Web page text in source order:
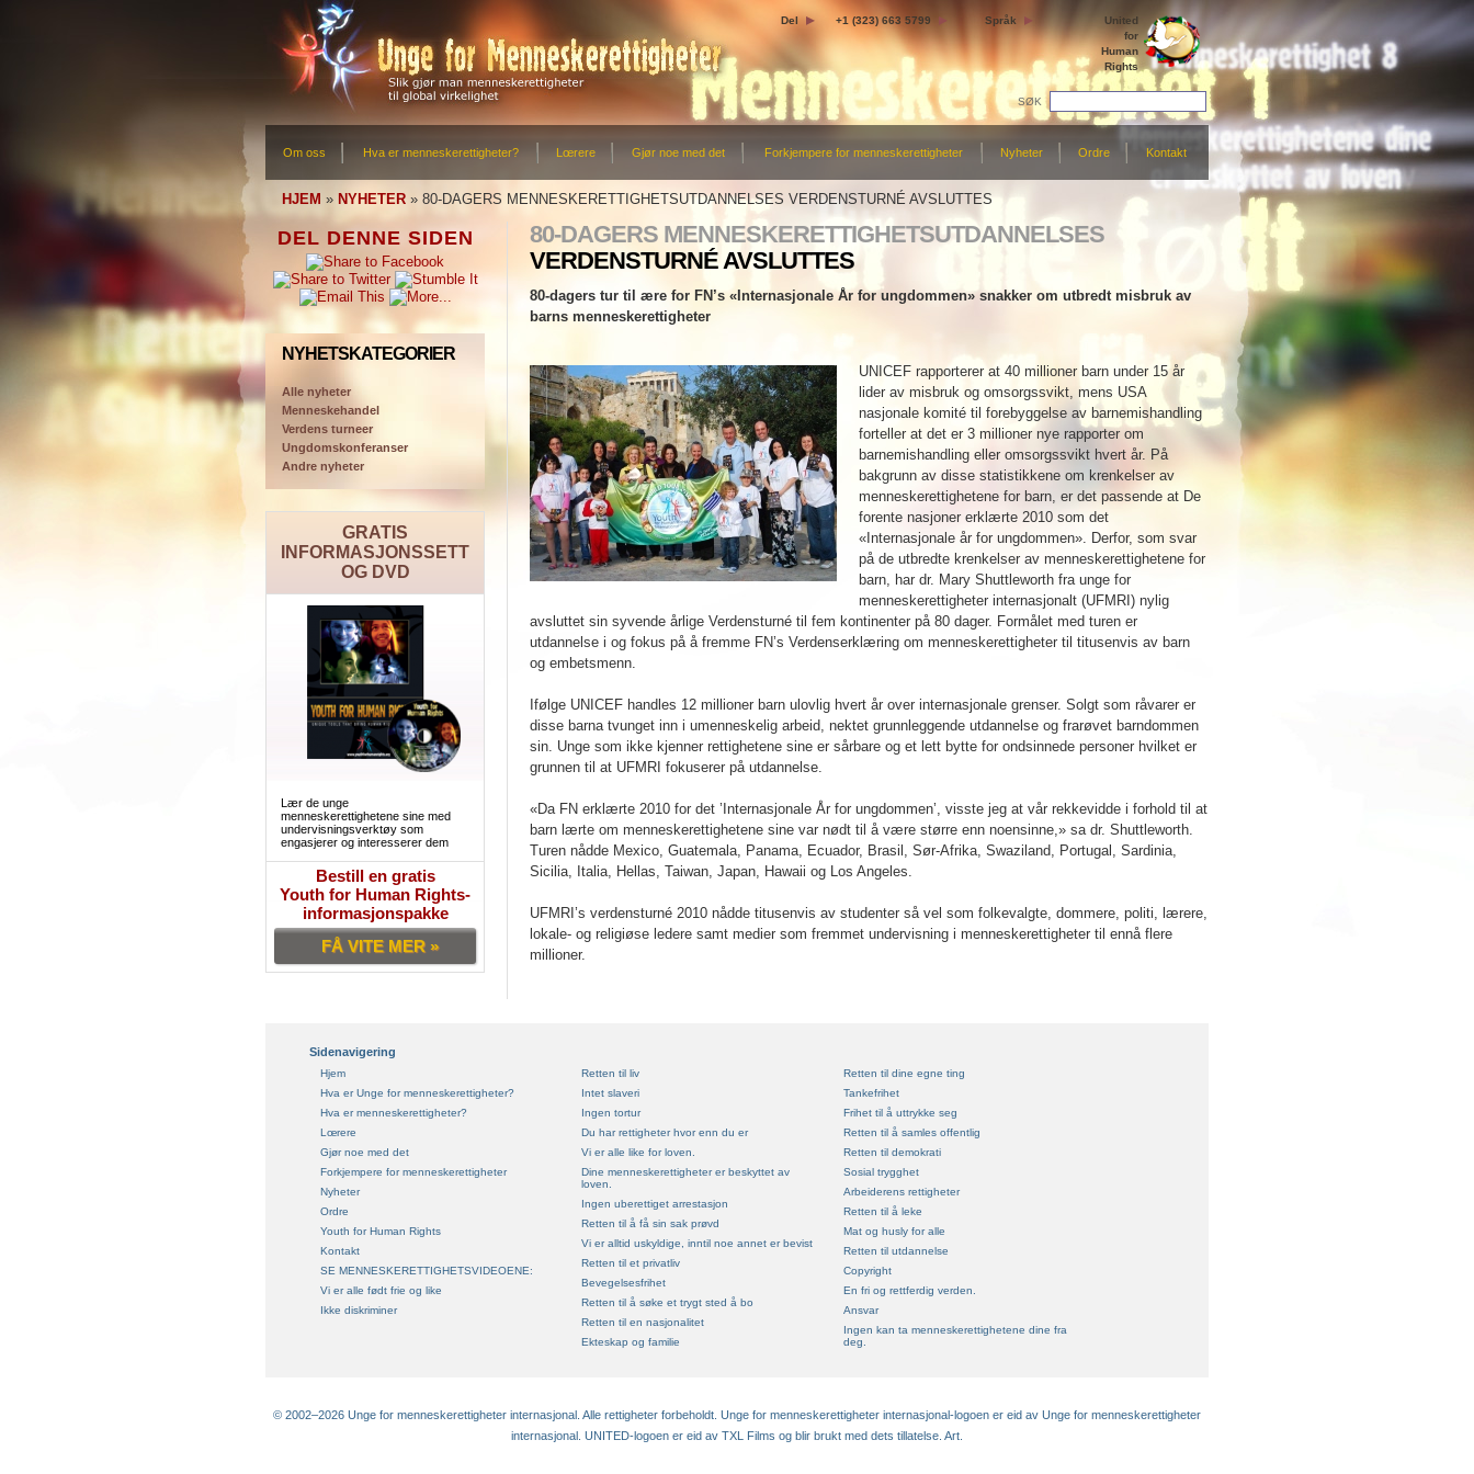
Del +1 (323) 663 5799 Språk
United
for
Human
Rights
SØK
Om oss Hva er menneskerettigheter? Lœrere Gjør noe med det Forkjempere for menneskerettigheter Nyheter Ordre Kontakt
HJEM » NYHETER » 80-DAGERS MENNESKERETTIGHETSUTDANNELSES VERDENSTURNÉ AVSLUTTES
DEL DENNE SIDEN
NYHETSKATEGORIER
Alle nyheter
Menneskehandel
Verdens turneer
Ungdomskonferanser
Andre nyheter
GRATIS
INFORMASJONSSETT
OG DVD
Lær de unge
menneskerettighetene sine med
undervisningsverktøy som
engasjerer og interesserer dem
Bestill en gratis
Youth for Human Rights-
informasjonspakke
FÅ VITE MER »
80-DAGERS MENNESKERETTIGHETSUTDANNELSES
VERDENSTURNÉ AVSLUTTES
80-dagers tur til ære for FN’s «Internasjonale År for ungdommen» snakker om utbredt misbruk av
barns menneskerettigheter
UNICEF rapporterer at 40 millioner barn under 15 år
lider av misbruk og omsorgssvikt, mens USA
nasjonale komité til forebyggelse av barnemishandling
forteller at det er 3 millioner nye rapporter om
barnemishandling eller omsorgssvikt hvert år. På
bakgrunn av disse statistikkene om krenkelser av
menneskerettighetene for barn, er det passende at De
forente nasjoner erklærte 2010 som det
«Internasjonale år for ungdommen». Derfor, som svar
på de utbredte krenkelser av menneskerettighetene for
barn, har dr. Mary Shuttleworth fra unge for
menneskerettigheter internasjonalt (UFMRI) nylig
avsluttet sin syvende årlige Verdensturné til fem kontinenter på 80 dager. Formålet med turen er
utdannelse i og fokus på å fremme FN’s Verdenserklæring om menneskerettigheter til titusenvis av barn
og embetsmenn.
Ifølge UNICEF handles 12 millioner barn ulovlig hvert år over internasjonale grenser. Solgt som råvarer er
disse barna tvunget inn i umenneskelig arbeid, nektet grunnleggende utdannelse og frarøvet barndommen
sin. Unge som ikke kjenner rettighetene sine er sårbare og et lett bytte for ondsinnede personer hvilket er
grunnen til at UFMRI fokuserer på utdannelse.
«Da FN erklærte 2010 for det ’Internasjonale År for ungdommen’, visste jeg at vår rekkevidde i forhold til at
barn lærte om menneskerettighetene sine var nødt til å være større enn noensinne,» sa dr. Shuttleworth.
Turen nådde Mexico, Guatemala, Panama, Ecuador, Brasil, Sør-Afrika, Swaziland, Portugal, Sardinia,
Sicilia, Italia, Hellas, Taiwan, Japan, Hawaii og Los Angeles.
UFMRI’s verdensturné 2010 nådde titusenvis av studenter så vel som folkevalgte, dommere, politi, lærere,
lokale- og religiøse ledere samt medier som fremmet undervisning i menneskerettigheter til ennå flere
millioner.
Sidenavigering
Hjem
Hva er Unge for menneskerettigheter?
Hva er menneskerettigheter?
Lœrere
Gjør noe med det
Forkjempere for menneskerettigheter
Nyheter
Ordre
Youth for Human Rights
Kontakt
SE MENNESKERETTIGHETSVIDEOENE:
Vi er alle født frie og like
Ikke diskriminer
Retten til liv
Intet slaveri
Ingen tortur
Du har rettigheter hvor enn du er
Vi er alle like for loven.
Dine menneskerettigheter er beskyttet av
loven.
Ingen uberettiget arrestasjon
Retten til å få sin sak prøvd
Vi er alltid uskyldige, inntil noe annet er bevist
Retten til et privatliv
Bevegelsesfrihet
Retten til å søke et trygt sted å bo
Retten til en nasjonalitet
Ekteskap og familie
Retten til dine egne ting
Tankefrihet
Frihet til å uttrykke seg
Retten til å samles offentlig
Retten til demokrati
Sosial trygghet
Arbeiderens rettigheter
Retten til å leke
Mat og husly for alle
Retten til utdannelse
Copyright
En fri og rettferdig verden.
Ansvar
Ingen kan ta menneskerettighetene dine fra
deg.
© 2002–2026 Unge for menneskerettigheter internasjonal. Alle rettigheter forbeholdt. Unge for menneskerettigheter internasjonal-logoen er eid av Unge for menneskerettigheter
internasjonal. UNITED-logoen er eid av TXL Films og blir brukt med dets tillatelse. Art.